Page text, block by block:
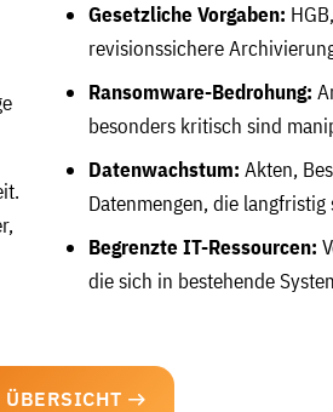
Gesetzliche Vorgaben:
revisionssichere
Ransomware-Bedrohung:
besonders kritisch sind
Datenwachstum: Akten,
Datenmengen, die
Begrenzte IT-Ressourcen:
die sich in bestehende
ÜBERSICHT